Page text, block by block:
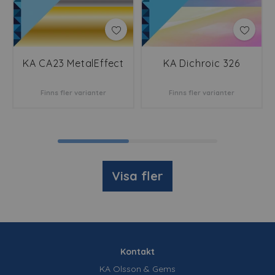
KA CA23 MetalEffect
Finns fler varianter
KA Dichroic 326
Finns fler varianter
Visa fler
Kontakt
KA Olsson & Gems